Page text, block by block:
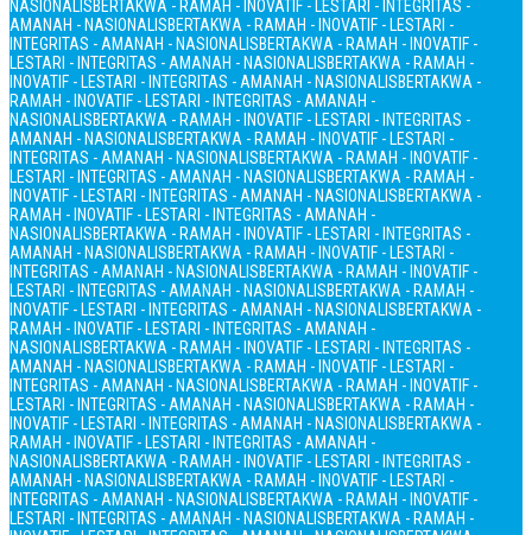
NASIONALISBERTAKWA - RAMAH - INOVATIF - LESTARI - INTEGRITAS -
AMANAH - NASIONALISBERTAKWA - RAMAH - INOVATIF - LESTARI -
INTEGRITAS - AMANAH - NASIONALISBERTAKWA - RAMAH - INOVATIF -
LESTARI - INTEGRITAS - AMANAH - NASIONALISBERTAKWA - RAMAH -
INOVATIF - LESTARI - INTEGRITAS - AMANAH - NASIONALISBERTAKWA -
RAMAH - INOVATIF - LESTARI - INTEGRITAS - AMANAH -
NASIONALISBERTAKWA - RAMAH - INOVATIF - LESTARI - INTEGRITAS -
AMANAH - NASIONALISBERTAKWA - RAMAH - INOVATIF - LESTARI -
INTEGRITAS - AMANAH - NASIONALISBERTAKWA - RAMAH - INOVATIF -
LESTARI - INTEGRITAS - AMANAH - NASIONALISBERTAKWA - RAMAH -
INOVATIF - LESTARI - INTEGRITAS - AMANAH - NASIONALISBERTAKWA -
RAMAH - INOVATIF - LESTARI - INTEGRITAS - AMANAH -
NASIONALISBERTAKWA - RAMAH - INOVATIF - LESTARI - INTEGRITAS -
AMANAH - NASIONALISBERTAKWA - RAMAH - INOVATIF - LESTARI -
INTEGRITAS - AMANAH - NASIONALISBERTAKWA - RAMAH - INOVATIF -
LESTARI - INTEGRITAS - AMANAH - NASIONALISBERTAKWA - RAMAH -
INOVATIF - LESTARI - INTEGRITAS - AMANAH - NASIONALISBERTAKWA -
RAMAH - INOVATIF - LESTARI - INTEGRITAS - AMANAH -
NASIONALISBERTAKWA - RAMAH - INOVATIF - LESTARI - INTEGRITAS -
AMANAH - NASIONALISBERTAKWA - RAMAH - INOVATIF - LESTARI -
INTEGRITAS - AMANAH - NASIONALISBERTAKWA - RAMAH - INOVATIF -
LESTARI - INTEGRITAS - AMANAH - NASIONALISBERTAKWA - RAMAH -
INOVATIF - LESTARI - INTEGRITAS - AMANAH - NASIONALISBERTAKWA -
RAMAH - INOVATIF - LESTARI - INTEGRITAS - AMANAH -
NASIONALISBERTAKWA - RAMAH - INOVATIF - LESTARI - INTEGRITAS -
AMANAH - NASIONALISBERTAKWA - RAMAH - INOVATIF - LESTARI -
INTEGRITAS - AMANAH - NASIONALISBERTAKWA - RAMAH - INOVATIF -
LESTARI - INTEGRITAS - AMANAH - NASIONALISBERTAKWA - RAMAH -